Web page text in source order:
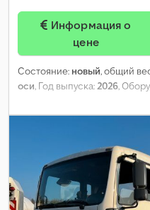
цене
Состояние: новый, общий
оси, Год выпуска:2026,